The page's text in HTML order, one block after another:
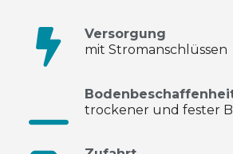
Versorgung
mit Stromanschlüssen
trockener und fester